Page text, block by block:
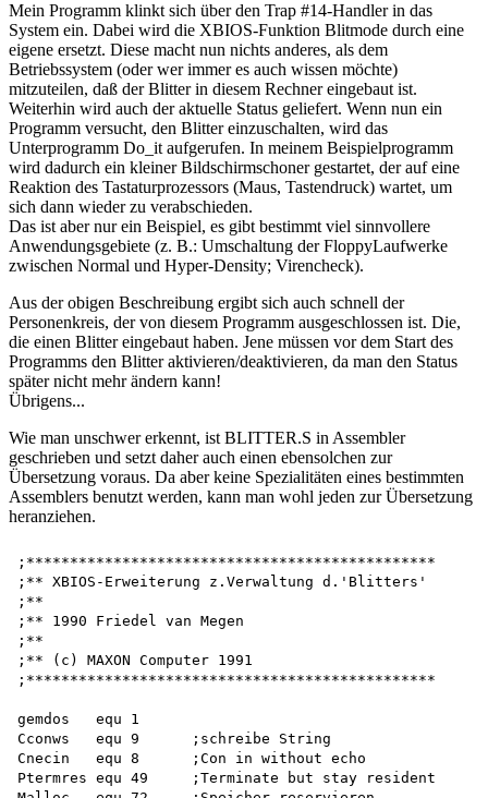
Mein Programm klinkt sich über den Trap #14-Handler in das
System ein. Dabei wird die XBIOS-Funktion Blitmode durch eine
eigene ersetzt. Diese macht nun nichts anderes, als dem
Betriebssystem (oder wer immer es auch wissen möchte)
mitzuteilen, daß der Blitter in diesem Rechner eingebaut ist.
Weiterhin wird auch der aktuelle Status geliefert. Wenn nun ein
Programm versucht, den Blitter einzuschalten, wird das
Unterprogramm Do_it aufgerufen. In meinem Beispielprogramm
wird dadurch ein kleiner Bildschirmschoner gestartet, der auf eine
Reaktion des Tastaturprozessors (Maus, Tastendruck) wartet, um
sich dann wieder zu verabschieden.
Das ist aber nur ein Beispiel, es gibt bestimmt viel sinnvollere
Anwendungsgebiete (z. B.: Umschaltung der FloppyLaufwerke
zwischen Normal und Hyper-Density; Virencheck).
Aus der obigen Beschreibung ergibt sich auch schnell der
Personenkreis, der von diesem Programm ausgeschlossen ist. Die,
die einen Blitter eingebaut haben. Jene müssen vor dem Start des
Programms den Blitter aktivieren/deaktivieren, da man den Status
später nicht mehr ändern kann!
Übrigens...
Wie man unschwer erkennt, ist BLITTER.S in Assembler
geschrieben und setzt daher auch einen ebensolchen zur
Übersetzung voraus. Da aber keine Spezialitäten eines bestimmten
Assemblers benutzt werden, kann man wohl jeden zur Übersetzung
heranziehen.
;***********************************************
;** XBIOS-Erweiterung z.Verwaltung d.'Blitters'
;**
;** 1990 Friedel van Megen
;**
;** (c) MAXON Computer 1991
;***********************************************
gemdos   equ 1
Cconws   equ 9      ;schreibe String
Cnecin   equ 8      ;Con in without echo
Ptermres equ 49     ;Terminate but stay resident